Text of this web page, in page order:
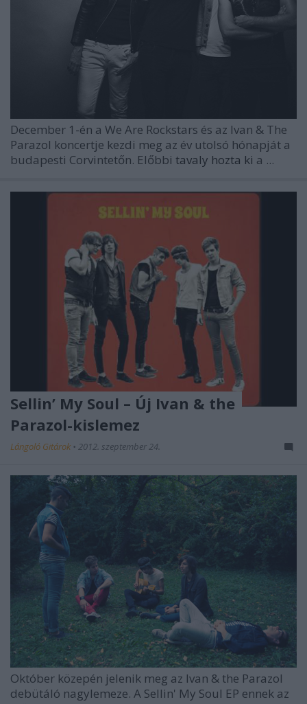
December 1-én a We Are Rockstars és az Ivan & The
Parazol koncertje kezdi meg az év utolsó hónapját a
budapesti Corvintetőn. Előbbi tavaly hozta ki a ...
Sellin’ My Soul – Új Ivan & the
Parazol-kislemez
Lángoló Gitárok • 2012. szeptember 24.
Október közepén jelenik meg az Ivan & the Parazol
debütáló nagylemeze. A Sellin' My Soul EP ennek az